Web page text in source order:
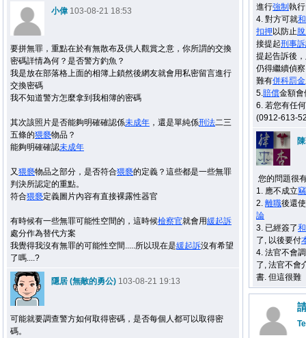
小偉103-08-21 18:53
要拼無罪，重點在於有無散布及供人觀賞之意，你所謂的交換
密碼詳情為何？是否警方釣魚？
我是放在部落格上面的相簿上鎖然後網友就會用私密留言進行
交換密碼
我不知道警方怎麼拿到我相簿的密碼
其次該照片是否能夠明確確認係未成年 ，還是單純係刑法二三
五條的猥褻物品？
能夠明確確認未成年
又猥褻物品之部分，是否符合猥褻的定義？這些都是一些無罪
判決所認定的重點。
符合猥褻定義圖片內容有直接裸露性器官
有時候有一些無罪可能性空間的，這時候檢察官就會用緩起訴
處分作為替代方案
我覺得我沒有無罪的可能性空間.....所以現在是緩起訴沒有希望
了嗎....?
隱居 (無敵的勇公) 103-08-21 19:13
可能就要調查警方如何取得密碼，是否每個人都可以取得密
碼。
進行強制 執
4. 對方可就
扣押 以防止
接提起刑事
提起告訴後
仍得繼續偵
難有併科罰金
5.賠償金額會
6. 若您有任
(0912-613-
您的問題很
1. 應不成立
2. 離職後還
論
3. 已經簽了
了, 以後要付
4. 法官不會
了, 法官不會
書. 但這很難